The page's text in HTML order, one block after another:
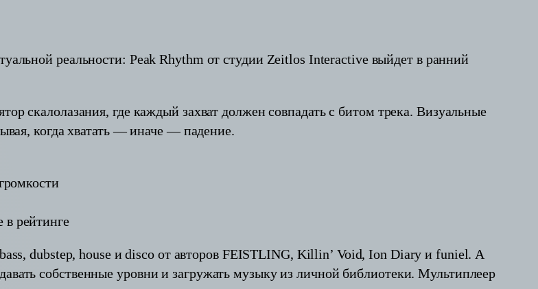
реальности: Peak Rhythm от студии Zeitlos Interactive выйдет в ранний
скалолазания, где каждый захват должен совпадать с битом трека. Визуальные
когда хватать — иначе — падение.
рейтинге
dubstep, house и disco от авторов FEISTLING, Killin’ Void, Ion Diary и funiel. А
собственные уровни и загружать музыку из личной библиотеки. Мультиплеер